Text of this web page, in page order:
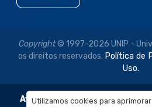
Utilizamos cookies para
Copyright© 1997-2026 UNIP -
os direitos reservados. Política de
Uso.
Aviso Legal: As imagens